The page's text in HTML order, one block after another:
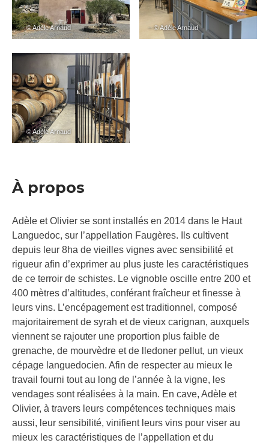
– © Adèle Arnaud – © Adèle Arnaud
– © Adèle Arnaud
À propos
Adèle et Olivier se sont installés en 2014 dans le Haut
Languedoc, sur l’appellation Faugères. Ils cultivent
depuis leur 8ha de vieilles vignes avec sensibilité et
rigueur afin d’exprimer au plus juste les caractéristiques
de ce terroir de schistes. Le vignoble oscille entre 200 et
400 mètres d’altitudes, conférant fraîcheur et finesse à
leurs vins. L’encépagement est traditionnel, composé
majoritairement de syrah et de vieux carignan, auxquels
viennent se rajouter une proportion plus faible de
grenache, de mourvèdre et de lledoner pellut, un vieux
cépage languedocien. Afin de respecter au mieux le
travail fourni tout au long de l’année à la vigne, les
vendages sont réalisées à la main. En cave, Adèle et
Olivier, à travers leurs compétences techniques mais
aussi, leur sensibilité, vinifient leurs vins pour viser au
mieux les caractéristiques de l’appellation et du